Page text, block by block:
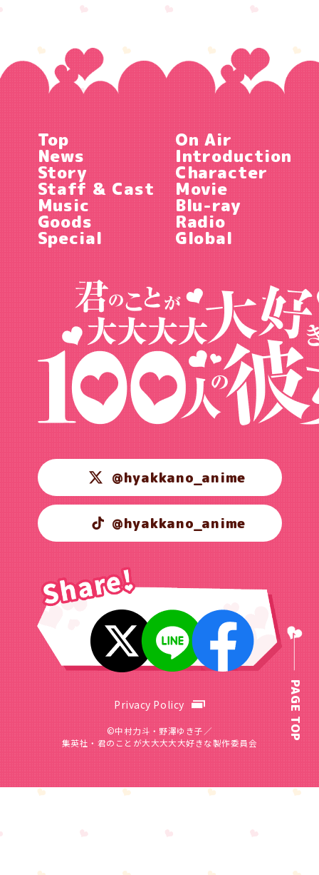
Top On Air
News Introduction
Story Character
Staff & Cast Movie
Music Blu-ray
Goods Radio
Special Global
@hyakkano_anime
@hyakkano_anime
Privacy Policy
©中村力斗・野澤ゆき子／
集英社・君のことが大大大大大好きな製作委員会
PAGE TOP